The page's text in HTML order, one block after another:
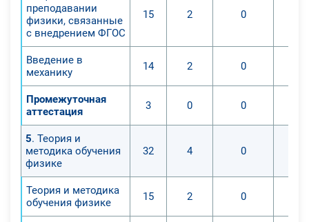
преподавании
физики, связанные
с внедрением ФГОС
15 2 0
Введение в
механику
14 2 0
Промежуточная
аттестация
3 0 0
5. Теория и
методика обучения
физике
32 4 0
Теория и методика
обучения физике
15 2 0